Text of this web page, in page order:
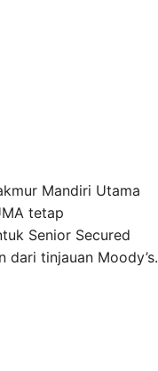
Mandiri Utama
tetap
Senior Secured
dari tinjauan Moody’s.